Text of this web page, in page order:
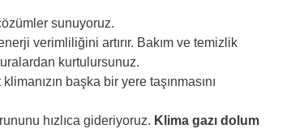
sunuyoruz.
verimliliğini artırır. Bakım ve temizlik
kurtulursunuz.
başka bir yere taşınmasını
hızlıca gideriyoruz. Klima gazı dolum